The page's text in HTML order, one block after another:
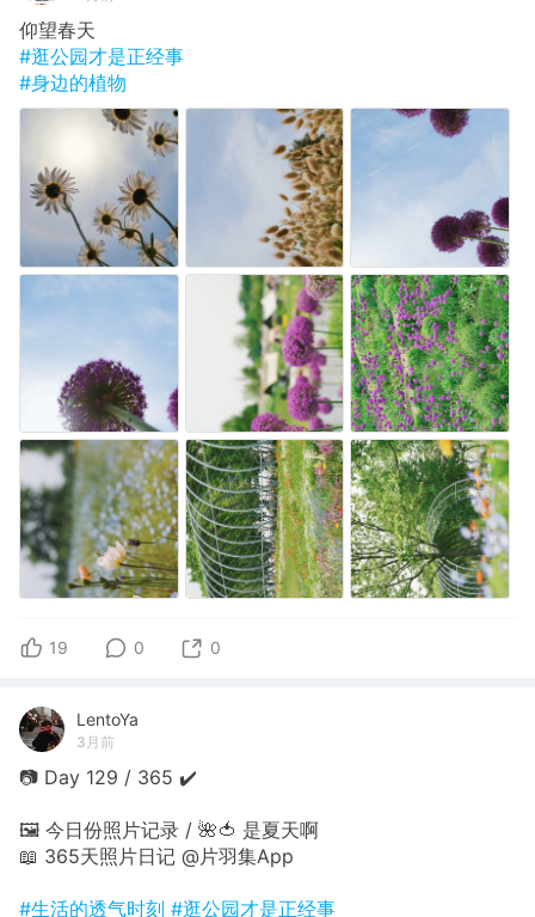
仰望春天
#逛公园才是正经事
#身边的植物
19 0 0
LentoYa
3月前
📷 Day 129 / 365 ✔️
🖼 今日份照片记录 / 🌺🍅 是夏天啊
📖 365天照片日记 @片羽集App
#生活的透气时刻 #逛公园才是正经事